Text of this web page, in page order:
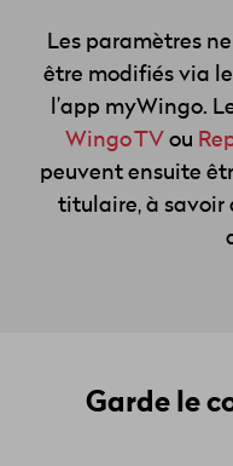
Les paramètres
être modifiés via le
l’app myWingo.
Wingo TV ou
peuvent ensuite
titulaire, à savoir
Garde le